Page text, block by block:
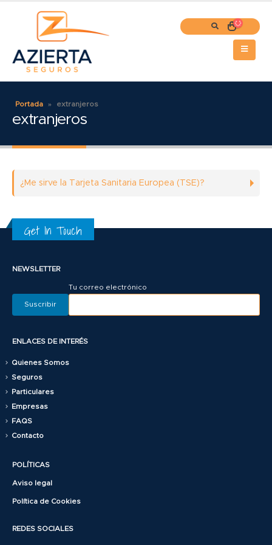
Portada » extranjeros
extranjeros
¿Me sirve la Tarjeta Sanitaria Europea (TSE)?
Get In Touch
NEWSLETTER
Tu correo electrónico
ENLACES DE INTERÉS
Quienes Somos
Seguros
Particulares
Empresas
FAQS
Contacto
POLÍTICAS
Aviso legal
Política de Cookies
REDES SOCIALES